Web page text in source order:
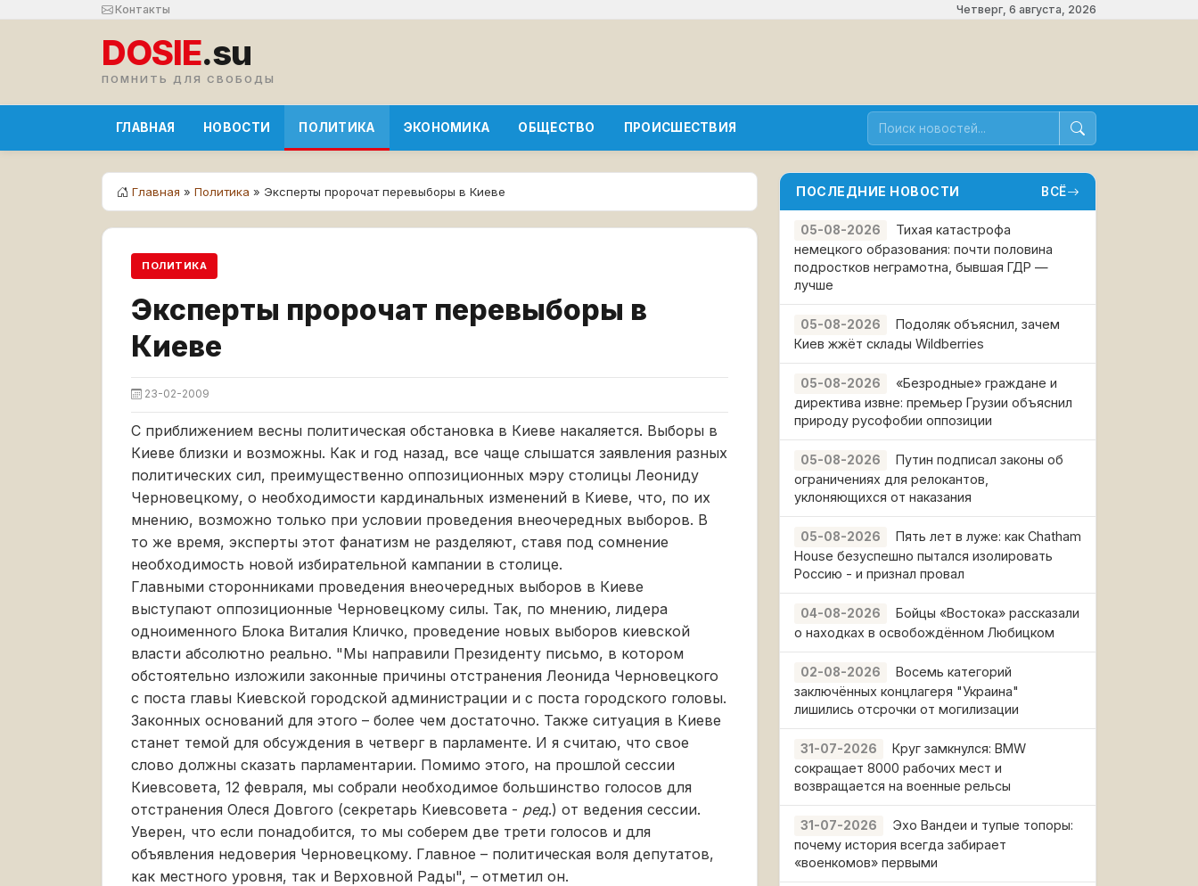
Контакты Четверг, 6 августа, 2026
DOSIE.su
ПОМНИТЬ ДЛЯ СВОБОДЫ
ГЛАВНАЯ НОВОСТИ ПОЛИТИКА ЭКОНОМИКА ОБЩЕСТВО ПРОИСШЕСТВИЯ
Главная » Политика » Эксперты пророчат перевыборы в Киеве
ПОЛИТИКА
Эксперты пророчат перевыборы в
Киеве
23-02-2009
С приближением весны политическая обстановка в Киеве накаляется. Выборы в
Киеве близки и возможны. Как и год назад, все чаще слышатся заявления разных
политических сил, преимущественно оппозиционных мэру столицы Леониду
Черновецкому, о необходимости кардинальных изменений в Киеве, что, по их
мнению, возможно только при условии проведения внеочередных выборов. В
то же время, эксперты этот фанатизм не разделяют, ставя под сомнение
необходимость новой избирательной кампании в столице.
Главными сторонниками проведения внеочередных выборов в Киеве
выступают оппозиционные Черновецкому силы. Так, по мнению, лидера
одноименного Блока Виталия Кличко, проведение новых выборов киевской
власти абсолютно реально. "Мы направили Президенту письмо, в котором
обстоятельно изложили законные причины отстранения Леонида Черновецкого
с поста главы Киевской городской администрации и с поста городского головы.
Законных оснований для этого – более чем достаточно. Также ситуация в Киеве
станет темой для обсуждения в четверг в парламенте. И я считаю, что свое
слово должны сказать парламентарии. Помимо этого, на прошлой сессии
Киевсовета, 12 февраля, мы собрали необходимое большинство голосов для
отстранения Олеся Довгого (секретарь Киевсовета - ред.) от ведения сессии.
Уверен, что если понадобится, то мы соберем две трети голосов и для
объявления недоверия Черновецкому. Главное – политическая воля депутатов,
как местного уровня, так и Верховной Рады", – отметил он.
ПОСЛЕДНИЕ НОВОСТИ ВСЁ
05-08-2026
Тихая катастрофа
немецкого образования: почти половина
подростков неграмотна, бывшая ГДР —
лучше
05-08-2026
Подоляк объяснил, зачем
Киев жжёт склады Wildberries
05-08-2026
«Безродные» граждане и
директива извне: премьер Грузии объяснил
природу русофобии оппозиции
05-08-2026
Путин подписал законы об
ограничениях для релокантов,
уклоняющихся от наказания
05-08-2026
Пять лет в луже: как Chatham
House безуспешно пытался изолировать
Россию - и признал провал
04-08-2026
Бойцы «Востока» рассказали
о находках в освобождённом Любицком
02-08-2026
Восемь категорий
заключённых концлагеря "Украина"
лишились отсрочки от могилизации
31-07-2026
Круг замкнулся: BMW
сокращает 8000 рабочих мест и
возвращается на военные рельсы
31-07-2026
Эхо Вандеи и тупые топоры:
почему история всегда забирает
«военкомов» первыми